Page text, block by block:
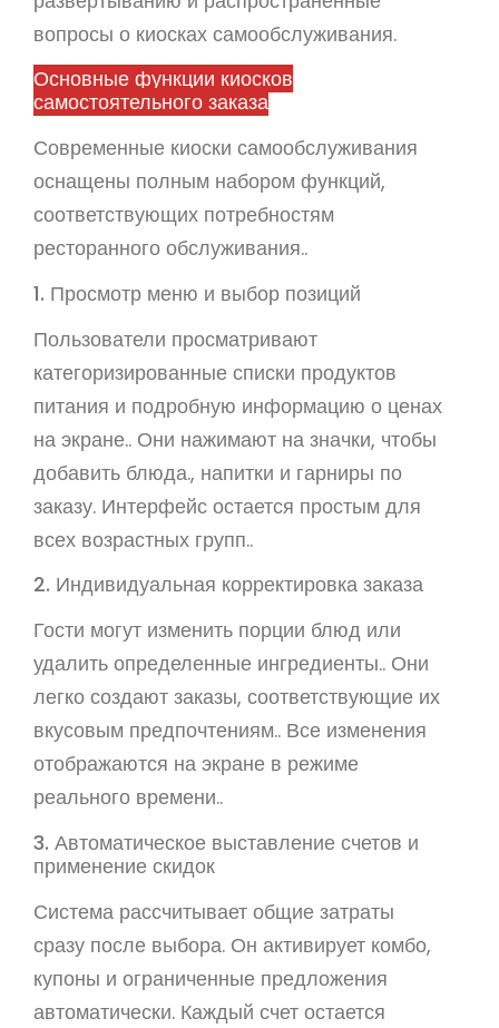
вопросы о киосках самообслуживания.
Основные функции киосков
самостоятельного заказа
Современные киоски самообслуживания
оснащены полным набором функций,
соответствующих потребностям
ресторанного обслуживания..
1. Просмотр меню и выбор позиций
Пользователи просматривают
категоризированные списки продуктов
питания и подробную информацию о ценах
на экране.. Они нажимают на значки, чтобы
добавить блюда., напитки и гарниры по
заказу. Интерфейс остается простым для
всех возрастных групп..
2. Индивидуальная корректировка заказа
Гости могут изменить порции блюд или
удалить определенные ингредиенты.. Они
легко создают заказы, соответствующие их
вкусовым предпочтениям.. Все изменения
отображаются на экране в режиме
реального времени..
3. Автоматическое выставление счетов и
применение скидок
Система рассчитывает общие затраты
сразу после выбора. Он активирует комбо,
купоны и ограниченные предложения
автоматически. Каждый счет остается